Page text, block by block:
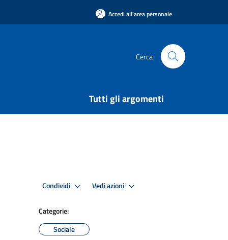
Accedi all'area personale
Cerca
Tutti gli argomenti
Condividi Vedi azioni
Categorie:
Sociale